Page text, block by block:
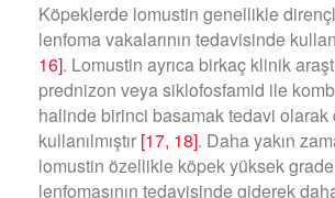
Köpeklerde lomustin genellikle
lenfoma vakalarının tedavisinde
16]. Lomustin ayrıca birkaç klinik
prednizon veya siklofosfamid ile
halinde birinci basamak tedavi olarak
kullanılmıştır [17, 18]. Daha yakın
lomustin özellikle köpek yüksek
lenfomasının tedavisinde giderek